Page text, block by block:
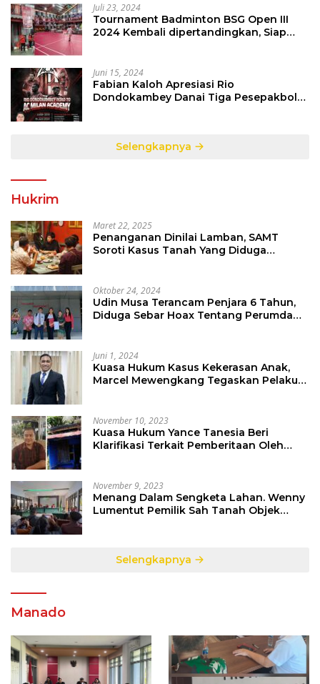
Juli 23, 2024
Tournament Badminton BSG Open III
2024 Kembali dipertandingkan, Siap
Juni 15, 2024
Fabian Kaloh Apresiasi Rio
Dondokambey Danai Tiga Pesepakbola
Selengkapnya
Hukrim
Maret 22, 2025
Penanganan Dinilai Lamban, SAMT
Soroti Kasus Tanah Yang Diduga
Oktober 24, 2024
Udin Musa Terancam Penjara 6 Tahun,
Diduga Sebar Hoax Tentang Perumda
Juni 1, 2024
Kuasa Hukum Kasus Kekerasan Anak,
Marcel Mewengkang Tegaskan Pelaku
November 10, 2023
Kuasa Hukum Yance Tanesia Beri
Klarifikasi Terkait Pemberitaan Oleh
November 9, 2023
Menang Dalam Sengketa Lahan. Wenny
Lumentut Pemilik Sah Tanah Objek
Selengkapnya
Manado